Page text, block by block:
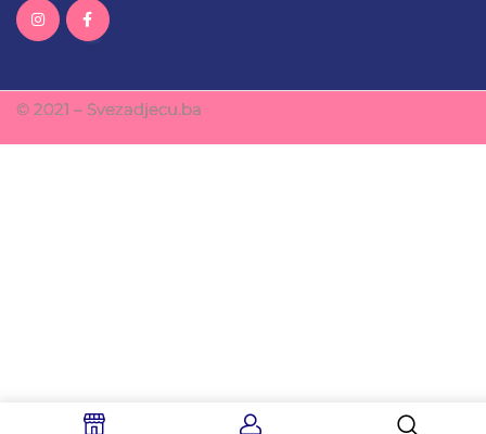
© 2021 – Svezadjecu.ba